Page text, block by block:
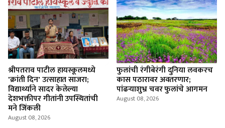
श्रीपतराव पाटील हायस्कूलमध्ये
'क्रांती दिन' उत्साहात साजरा;
विद्यार्थ्याने सादर केलेल्या
देशभक्तीपर गीतांनी उपस्थितांची
मने जिंकली
August 08, 2026
फुलांची रंगीबेरंगी दुनिया लवकरच
कास पठारावर अवतरणार;
पांढऱ्याशुभ्र चवर फुलांचे आगमन
August 08, 2026